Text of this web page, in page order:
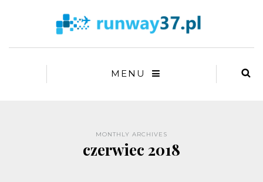
MENU
MONTHLY ARCHIVES
czerwiec 2018